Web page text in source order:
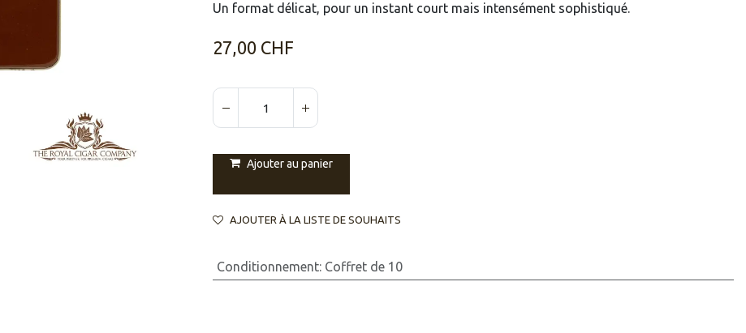
Un format délicat, pour un instant court mais intensément sophistiqué.
27,00 CHF
Ajouter au panier
AJOUTER À LA LISTE DE SOUHAITS
Conditionnement: Coffret de 10